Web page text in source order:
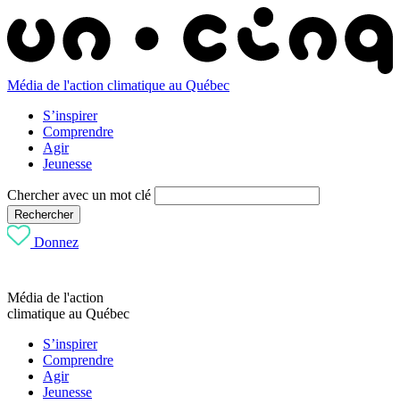
Média de l'action climatique au Québec
S’inspirer
Comprendre
Agir
Jeunesse
Chercher avec un mot clé
Rechercher
Donnez
Média de l'action
climatique au Québec
S’inspirer
Comprendre
Agir
Jeunesse